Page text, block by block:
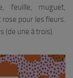
feuille, muguet,
pour les fleurs.
(de une à trois).